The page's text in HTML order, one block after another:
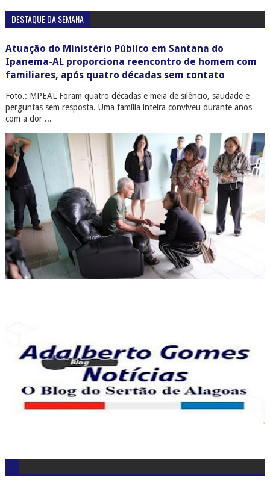
DESTAQUE DA SEMANA
Atuação do Ministério Público em Santana do
Ipanema-AL proporciona reencontro de homem com
familiares, após quatro décadas sem contato
Foto.: MPEAL Foram quatro décadas e meia de silêncio, saudade e
perguntas sem resposta. Uma família inteira conviveu durante anos
com a dor ...